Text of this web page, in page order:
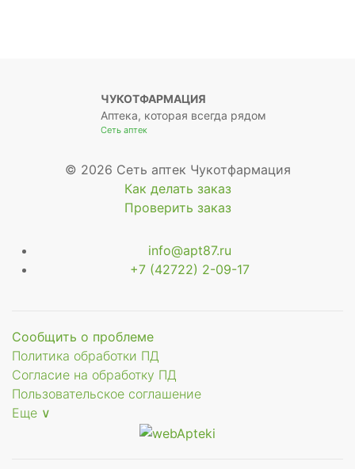
ЧУКОТФАРМАЦИЯ
Аптека, которая всегда рядом
Сеть аптек
© 2026 Сеть аптек Чукотфармация
Как делать заказ
Проверить заказ
info@apt87.ru
+7 (42722) 2-09-17
Сообщить о проблеме
Политика обработки ПД
Согласие на обработку ПД
Пользовательское соглашение
Еще ∨